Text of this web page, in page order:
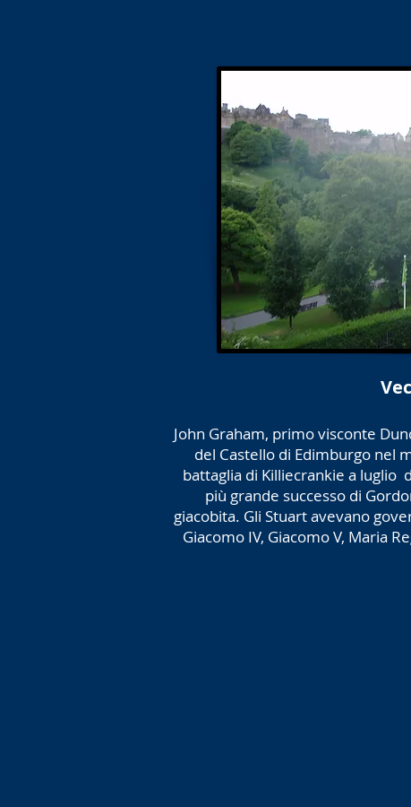
John Graham, primo visconte
del Castello di Edimburgo nel
battaglia di Killiecrankie a luglio
più grande successo di
giacobita. Gli Stuart avevano
Giacomo IV, Giacomo V, Maria